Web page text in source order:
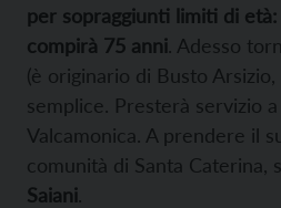
per sopraggiunti limiti di
compirà 75 anni. Adesso
(è originario di Busto
semplice. Presterà servizio
Valcamonica. A prendere il
comunità di Santa Caterina,
Saiani.